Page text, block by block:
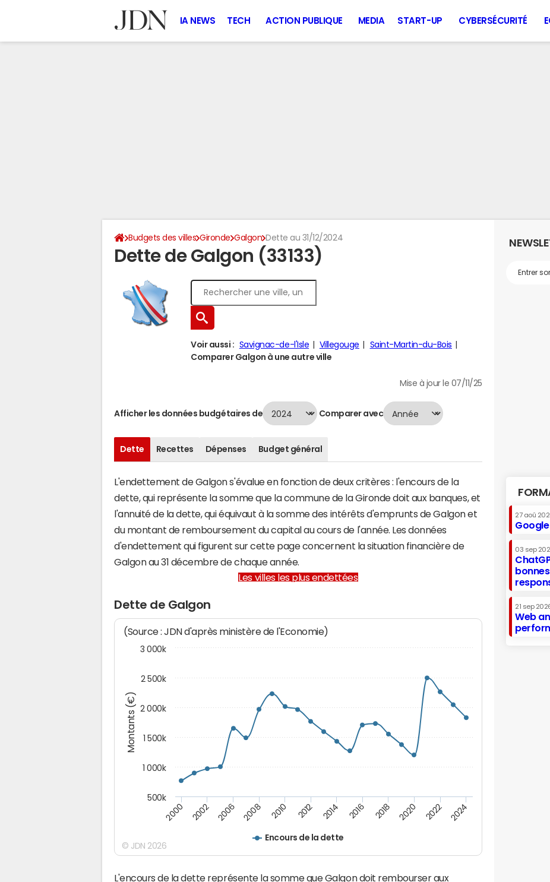
IA NEWS TECH ACTION PUBLIQUE MEDIA START-UP CYBERSÉCURITÉ
Budgets des villes Gironde Galgon Dette au 31/12/2024
Dette de Galgon (33133)
Voir aussi : Savignac-de-l'Isle Villegouge
Saint-Martin-du-Bois
Comparer Galgon à une autre ville
Mise à jour le 07/11/25
Afficher les données budgétaires de Comparer avec
Dette Recettes Dépenses Budget général
L'endettement de Galgon s'évalue en fonction de deux critères : l'encours de la
dette, qui représente la somme que la commune de la Gironde doit aux banques, et
l'annuité de la dette, qui équivaut à la somme des intérêts d'emprunts de Galgon et
du montant de remboursement du capital au cours de l'année. Les données
d'endettement qui figurent sur cette page concernent la situation financière de
Galgon au 31 décembre de chaque année.
Les villes les plus endettées
Dette de Galgon
Montants (€)
(Source : JDN d'après ministère de l'Economie)
Encours de la dette
2000 2002 2006 2008 2010 2012 2014 2016 2018 2020 2022 2024
500k
1 000k
1 500k
2 000k
2 500k
3 000k
© JDN 2026
L'encours de la dette représente la somme que Galgon doit rembourser aux
27 aoû
03 sep
21 sep
Web